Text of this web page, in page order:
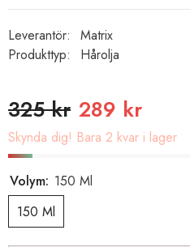
Leverantör:
Matrix
Produkttyp:
Hårolja
325 kr 289 kr
Skynda dig! Bara 2 kvar i lager
Volym: 150 Ml
150 Ml